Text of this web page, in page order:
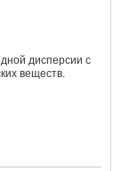
дисперсии с
веществ.